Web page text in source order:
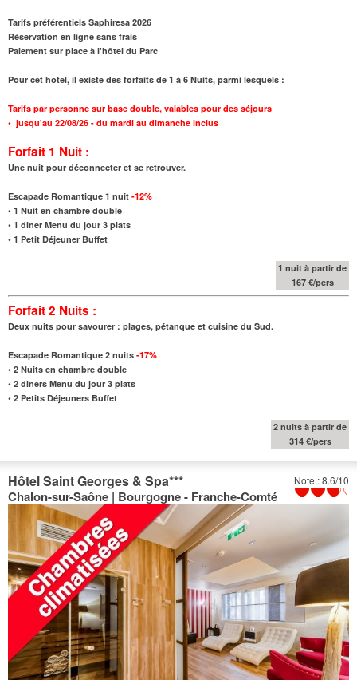
Tarifs préférentiels Saphiresa 2026
Réservation en ligne sans frais
Paiement sur place à l'hôtel du Parc
Pour cet hôtel, il existe des forfaits de 1 à 6 Nuits, parmi lesquels :
Tarifs par personne sur base double, valables pour des séjours
• jusqu'au 22/08/26 - du mardi au dimanche inclus
Forfait 1 Nuit :
Une nuit pour déconnecter et se retrouver.
Escapade Romantique 1 nuit -12%
• 1 Nuit en chambre double
• 1 diner Menu du jour 3 plats
• 1 Petit Déjeuner Buffet
1 nuit à partir de
167 €/pers
Forfait 2 Nuits :
Deux nuits pour savourer : plages, pétanque et cuisine du Sud.
Escapade Romantique 2 nuits -17%
• 2 Nuits en chambre double
• 2 diners Menu du jour 3 plats
• 2 Petits Déjeuners Buffet
2 nuits à partir de
314 €/pers
Note : 8.6/10
Hôtel Saint Georges & Spa***
Chalon-sur-Saône | Bourgogne - Franche-Comté